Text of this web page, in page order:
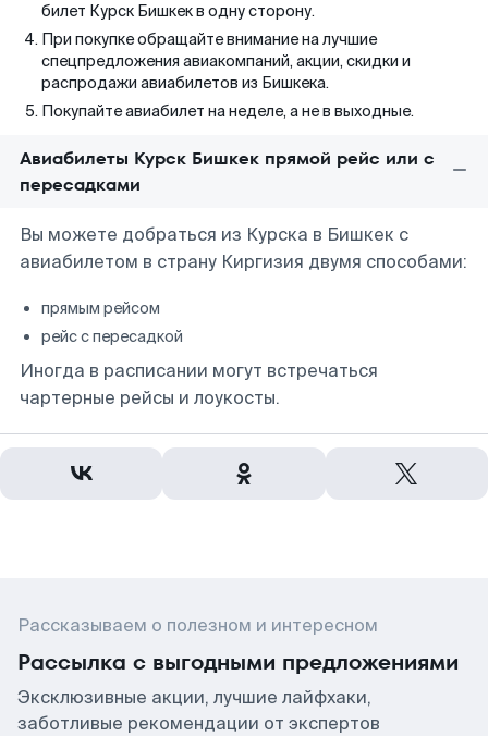
билет Курск Бишкек в одну сторону.
При покупке обращайте внимание на лучшие
спецпредложения авиакомпаний, акции, скидки и
распродажи авиабилетов из Бишкека.
Покупайте авиабилет на неделе, а не в выходные.
Авиабилеты Курск Бишкек прямой рейс или с
пересадками
Вы можете добраться из Курска в Бишкек с
авиабилетом в страну Киргизия двумя способами:
прямым рейсом
рейс с пересадкой
Иногда в расписании могут встречаться
чартерные рейсы и лоукосты.
Рассказываем о полезном и интересном
Рассылка с выгодными предложениями
Эксклюзивные акции, лучшие лайфхаки,
заботливые рекомендации от экспертов